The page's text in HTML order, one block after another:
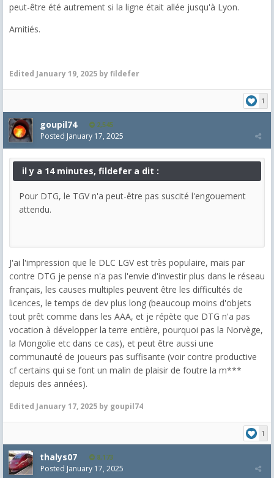
peut-être été autrement si la ligne était allée jusqu'à Lyon.
Amitiés.
Edited January 19, 2025 by fildefer
1
goupil74 2,545
Posted January 17, 2025
il y a 14 minutes, fildefer a dit :
Pour DTG, le TGV n'a peut-être pas suscité l'engouement
attendu.
J'ai l'impression que le DLC LGV est très populaire, mais par
contre DTG je pense n'a pas l'envie d'investir plus dans le réseau
français, les causes multiples peuvent être les difficultés de
licences, le temps de dev plus long (beaucoup moins d'objets
tout prêt comme dans les AAA, et je répète que DTG n'a pas
vocation à développer la terre entière, pourquoi pas la Norvège,
la Mongolie etc dans ce cas), et peut être aussi une
communauté de joueurs pas suffisante (voir contre productive
cf certains qui se font un malin de plaisir de foutre la m***
depuis des années).
Edited January 17, 2025 by goupil74
1
thalys07 8,173
Posted January 17, 2025